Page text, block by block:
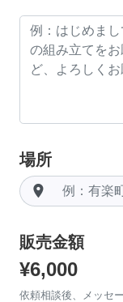
場所
room
販売金額
¥6,000
依頼相談後、メッセ